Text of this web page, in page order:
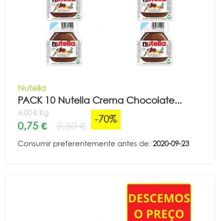
Nutella
PACK 10 Nutella Crema Chocolate...
4,00 € Kg
0,75 € 2,50 €
-70%
Consumir preferentemente antes de: 2020-09-23